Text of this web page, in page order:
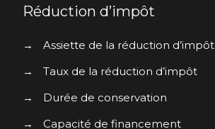
Réduction d’impôt
→
Assiette de la réduction d’impôt
→
Taux de la réduction d’impôt
→
Durée de conservation
→
Capacité de financement